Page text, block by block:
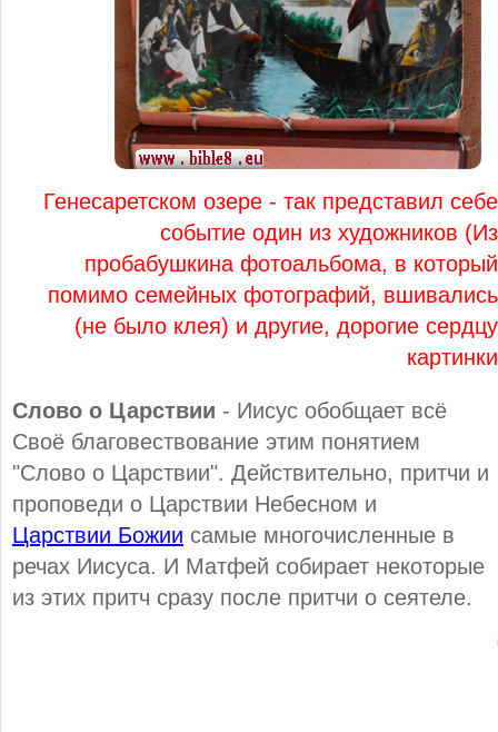
Генесаретском озере - так представил себе
событие один из художников (Из
пробабушкина фотоальбома, в который
помимо семейных фотографий, вшивались
(не было клея) и другие, дорогие сердцу
картинки
Слово о Царствии - Иисус обобщает всё
Своё благовествование этим понятием
"Слово о Царствии". Действительно, притчи и
проповеди о Царствии Небесном и
Царствии Божии самые многочисленные в
речах Иисуса. И Матфей собирает некоторые
из этих притч сразу после притчи о сеятеле.